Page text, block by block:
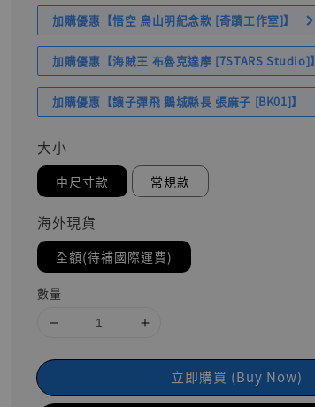
加購優惠【悟空 鳥山明紀念款 [奇蹟工作室]】
加購優惠【海賊王 布魯克達摩 [7STARS Studio]】
加購優惠【讓子彈飛 鵝城縣長 張麻子 [BK01]】
大小
中尺寸款 常規款
海外現貨
全額(待補國際運費)
數量
立即購買 (Buy Now)